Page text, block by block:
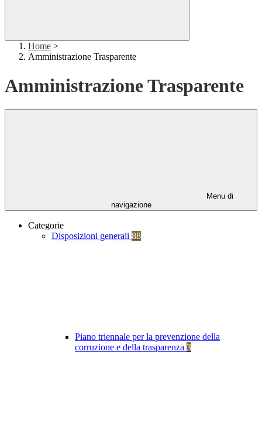
Home >
Amministrazione Trasparente
Amministrazione Trasparente
Menu di
navigazione
Categorie
Disposizioni generali 88
Piano triennale per la prevenzione della
corruzione e della trasparenza 3